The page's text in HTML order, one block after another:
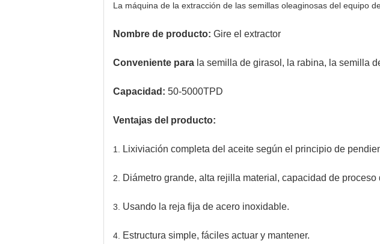
La máquina de la extracción de las semillas oleaginosas del equipo
Nombre de producto: Gire el extractor
Conveniente para la semilla de girasol, la rabina, la semilla
Capacidad: 50-5000TPD
Ventajas del producto:
1. Lixiviación completa del aceite según el principio de
2. Diámetro grande, alta rejilla material, capacidad de proceso
3. Usando la reja fija de acero inoxidable.
4. Estructura simple, fáciles actuar y mantener.